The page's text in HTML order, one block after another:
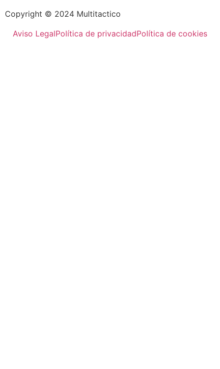
Copyright © 2024 Multitactico
Aviso LegalPolítica de privacidadPolítica de cookies